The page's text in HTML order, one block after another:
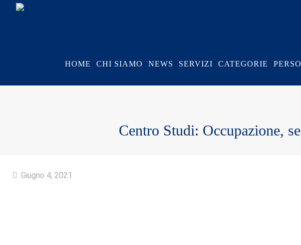
HOME CHI SIAMO NEWS SERVIZI CATEGORIE
Centro Studi: Occupazione,
Giugno 4, 2021